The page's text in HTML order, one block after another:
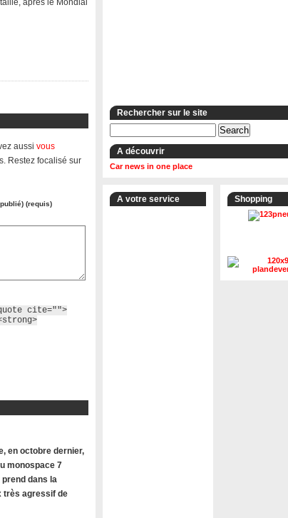
après le Mondial
aussi vous
Restez focalisé sur
(requis)
cite="">
en octobre dernier,
monospace 7
prend dans la
très agressif de
Rechercher sur le site
A découvrir
Car news in one place
A votre service Shopping